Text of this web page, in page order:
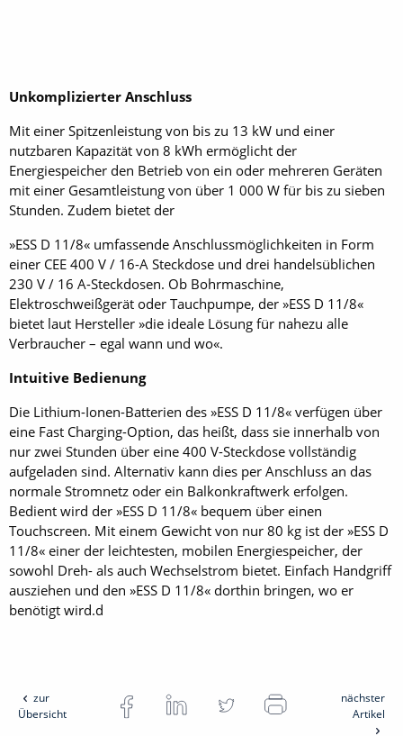
Unkomplizierter Anschluss
Mit einer Spitzenleistung von bis zu 13 kW und einer
nutzbaren Kapazität von 8 kWh ermöglicht der
Energiespeicher den Betrieb von ein oder mehreren Geräten
mit einer Gesamtleistung von über 1 000 W für bis zu sieben
Stunden. Zudem bietet der
»ESS D 11/8« umfassende Anschlussmöglichkeiten in Form
einer CEE 400 V / 16-A Steckdose und drei handelsüblichen
230 V / 16 A-Steckdosen. Ob Bohrmaschine,
Elektroschweißgerät oder Tauchpumpe, der »ESS D 11/8«
bietet laut Hersteller »die ideale Lösung für nahezu alle
Verbraucher – egal wann und wo«.
Intuitive Bedienung
Die Lithium-Ionen-Batterien des »ESS D 11/8« verfügen über
eine Fast Charging-Option, das heißt, dass sie innerhalb von
nur zwei Stunden über eine 400 V-Steckdose vollständig
aufgeladen sind. Alternativ kann dies per Anschluss an das
normale Stromnetz oder ein Balkonkraftwerk erfolgen.
Bedient wird der »ESS D 11/8« bequem über einen
Touchscreen. Mit einem Gewicht von nur 80 kg ist der »ESS D
11/8« einer der leichtesten, mobilen Energiespeicher, der
sowohl Dreh- als auch Wechselstrom bietet. Einfach Handgriff
ausziehen und den »ESS D 11/8« dorthin bringen, wo er
benötigt wird.d
zur
Übersicht
nächster
Artikel